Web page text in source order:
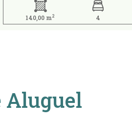
140,00 m2 4
Aluguel